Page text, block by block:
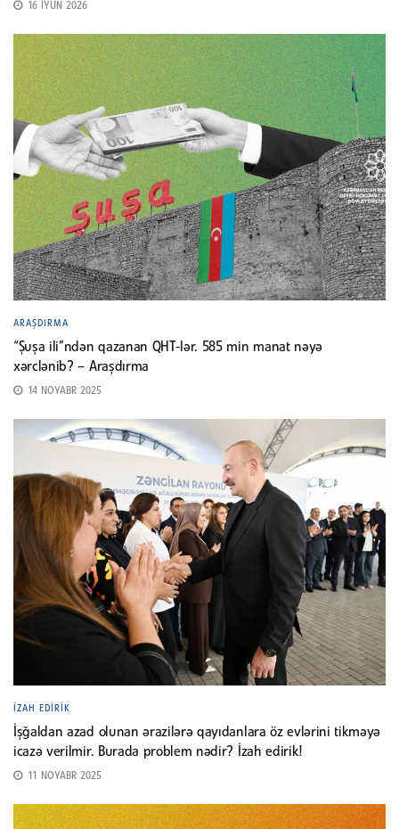
16 İYUN 2026
ARAŞDIRMA
“Şuşa ili”ndən qazanan QHT-lər. 585 min manat nəyə
xərclənib? – Araşdırma
14 NOYABR 2025
İZAH EDIRIK
İşğaldan azad olunan ərazilərə qayıdanlara öz evlərini tikməyə
icazə verilmir. Burada problem nədir? İzah edirik!
11 NOYABR 2025